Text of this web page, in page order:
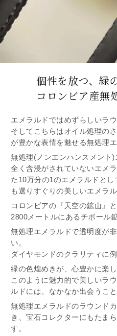
個性を放つ、緑
コロンビア産無
エメラルドではめずらしいラ
そしてこちらはオイル処理の
が豊かな表情を魅せる無処理エ
無処理(ノンエンハンスメント
全く含浸がされていないエメ
た10万分の1のエメラルドと
も選りすぐりの美しいエメラル
コロンビアの『天空の鉱山』
2800メートルにあるチボール
無処理エメラルドで透明度が
い。
ダイヤモンドのクラリティに
緑の色煌めきが、心豊かに楽
このように魅力的で美しいラ
ルドには、なかなか出会うこ
無処理エメラルドのラウンド
き、宝石コレクターにもたま
す。